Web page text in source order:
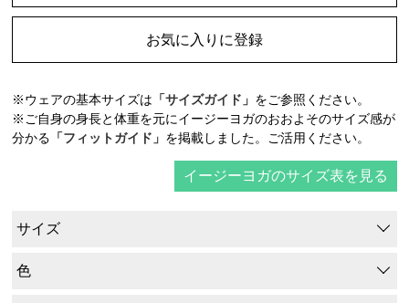
お気に入りに登録
※ウェアの基本サイズは 「サイズガイド」 をご参照ください。
※ご自身の身長と体重を元にイージーヨガのおおよそのサイズ感が
分かる 「フィットガイド」 を掲載しました。ご活用ください。
イージーヨガのサイズ表を見る
サイズ
色